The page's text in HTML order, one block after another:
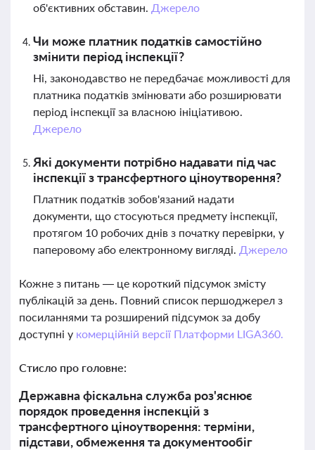
об'єктивних обставин. Джерело
Чи може платник податків самостійно
змінити період інспекції?
Ні, законодавство не передбачає можливості для
платника податків змінювати або розширювати
період інспекції за власною ініціативою.
Джерело
Які документи потрібно надавати під час
інспекції з трансфертного ціноутворення?
Платник податків зобов'язаний надати
документи, що стосуються предмету інспекції,
протягом 10 робочих днів з початку перевірки, у
паперовому або електронному вигляді. Джерело
Кожне з питань — це короткий підсумок змісту
публікацій за день. Повний список першоджерел з
посиланнями та розширений підсумок за добу
доступні у комерційній версії Платформи LIGA360.
Стисло про головне:
Державна фіскальна служба роз'яснює
порядок проведення інспекцій з
трансфертного ціноутворення: терміни,
підстави, обмеження та документообіг